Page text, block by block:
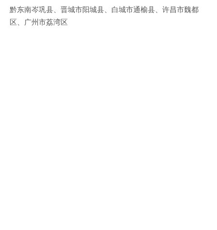
黔东南岑巩县、晋城市阳城县、白城市通榆县、许昌市魏都
区、广州市荔湾区